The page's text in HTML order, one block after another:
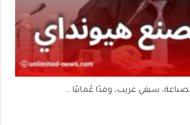
سيفي غريب، وفدًا عُمانيًا …